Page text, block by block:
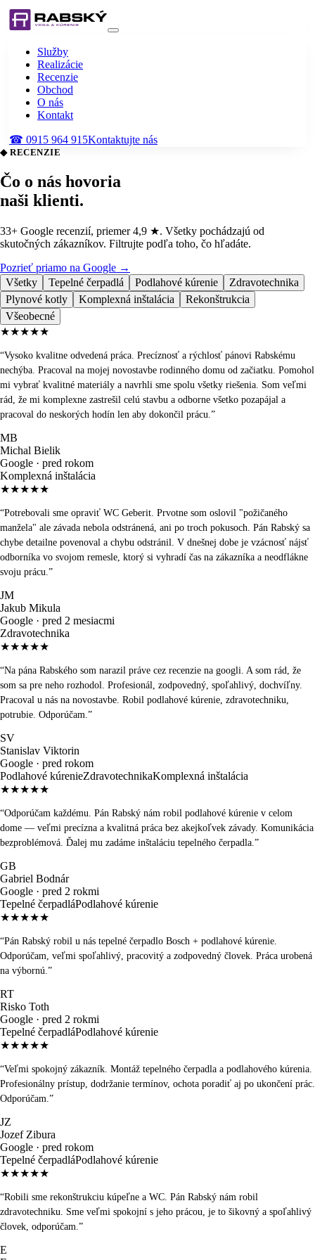
Služby
Realizácie
Recenzie
Obchod
O nás
Kontakt
☎ 0915 964 915Kontaktujte nás
◆ RECENZIE
Čo o nás hovoria
naši klienti.
33+ Google recenzií, priemer 4,9 ★. Všetky pochádzajú od
skutočných zákazníkov. Filtrujte podľa toho, čo hľadáte.
Pozrieť priamo na Google →
Všetky
Tepelné čerpadlá Podlahové kúrenie
Zdravotechnika
Plynové kotly
Komplexná inštalácia
Rekonštrukcia
Všeobecné
★★★★★
“Vysoko kvalitne odvedená práca. Precíznosť a rýchlosť pánovi Rabskému
nechýba. Pracoval na mojej novostavbe rodinného domu od začiatku. Pomohol
mi vybrať kvalitné materiály a navrhli sme spolu všetky riešenia. Som veľmi
rád, že mi komplexne zastrešil celú stavbu a odborne všetko pozapájal a
pracoval do neskorých hodín len aby dokončil prácu. ”
MB
Michal Bielik
Google · pred rokom
Komplexná inštalácia
★★★★★
“Potrebovali sme opraviť WC Geberit. Prvotne som oslovil "požičaného
manžela" ale závada nebola odstránená, ani po troch pokusoch. Pán Rabský sa
chybe detailne povenoval a chybu odstránil. V dnešnej dobe je vzácnosť nájsť
odborníka vo svojom remesle, ktorý si vyhradí čas na zákazníka a neodflákne
svoju prácu. ”
JM
Jakub Mikula
Google · pred 2 mesiacmi
Zdravotechnika
★★★★★
“Na pána Rabského som narazil práve cez recenzie na googli. A som rád, že
som sa pre neho rozhodol. Profesionál, zodpovedný, spoľahlivý, dochvíľny.
Pracoval u nás na novostavbe. Robil podlahové kúrenie, zdravotechniku,
potrubie. Odporúčam. ”
SV
Stanislav Viktorin
Google · pred rokom
Podlahové kúrenieZdravotechnikaKomplexná inštalácia
★★★★★
“Odporúčam každému. Pán Rabský nám robil podlahové kúrenie v celom
dome — veľmi precízna a kvalitná práca bez akejkoľvek závady. Komunikácia
bezproblémová. Ďalej mu zadáme inštaláciu tepelného čerpadla. ”
GB
Gabriel Bodnár
Google · pred 2 rokmi
Tepelné čerpadláPodlahové kúrenie
★★★★★
“Pán Rabský robil u nás tepelné čerpadlo Bosch + podlahové kúrenie.
Odporúčam, veľmi spoľahlivý, pracovitý a zodpovedný človek. Práca urobená
na výbornú. ”
RT
Risko Toth
Google · pred 2 rokmi
Tepelné čerpadláPodlahové kúrenie
★★★★★
“Veľmi spokojný zákazník. Montáž tepelného čerpadla a podlahového kúrenia.
Profesionálny prístup, dodržanie termínov, ochota poradiť aj po ukončení prác.
Odporúčam. ”
JZ
Jozef Zibura
Google · pred rokom
Tepelné čerpadláPodlahové kúrenie
★★★★★
“Robili sme rekonštrukciu kúpeľne a WC. Pán Rabský nám robil
zdravotechniku. Sme veľmi spokojní s jeho prácou, je to šikovný a spoľahlivý
človek, odporúčam. ”
E